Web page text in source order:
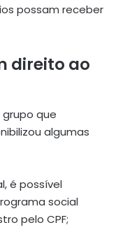
possam receber
direito ao
que
algumas
é possível
social
pelo CPF;